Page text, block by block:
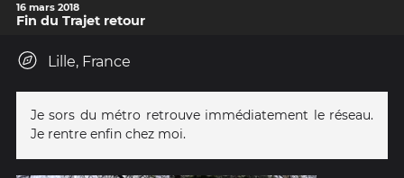
16 mars 2018
Fin du Trajet retour
Lille, France
Je sors du métro retrouve immédiatement le réseau.
Je rentre enfin chez moi.